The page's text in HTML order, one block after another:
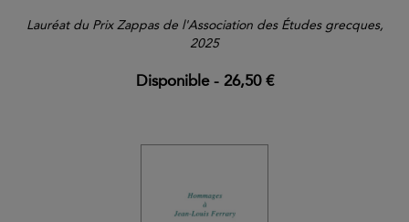
Lauréat du Prix Zappas de l'Association des Études grecques,
2025
Disponible- 26,50 €